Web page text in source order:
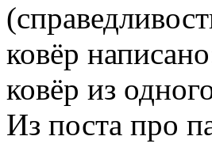
ковёр
ковёр из
Из поста про